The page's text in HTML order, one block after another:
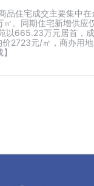
住宅成交主要集中
。同期住宅新增供应
以665.23万元居首，
2723元/㎡，商办用